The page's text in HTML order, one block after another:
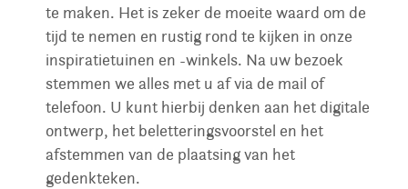
te maken. Het is zeker de moeite waard om de
tijd te nemen en rustig rond te kijken in onze
inspiratietuinen en -winkels. Na uw bezoek
stemmen we alles met u af via de mail of
telefoon. U kunt hierbij denken aan het digitale
ontwerp, het beletteringsvoorstel en het
afstemmen van de plaatsing van het
gedenkteken.